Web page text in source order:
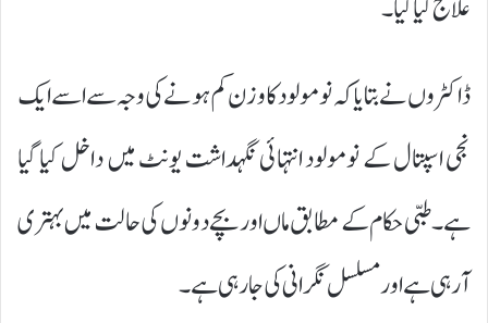
ڈاکٹروں نے بتایا کہ نومولود کا وزن کم ہونے کی وجہ سے اسے ایک
نجی اسپتال کے نومولود انتہائی نگہداشت یونٹ میں داخل کیا گیا
ہے۔ طبی حکام کے مطابق ماں اور بچے دونوں کی حالت میں بہتری
آ رہی ہے اور مسلسل نگرانی کی جا رہی ہے۔